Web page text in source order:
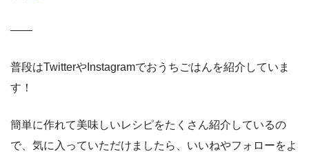
——
普段はTwitterやInstagramでおうちごはんを紹介していま
す！
簡単に作れて美味しいレシピをたくさん紹介しているの
で、気に入っていただけましたら、いいねやフォローをよ